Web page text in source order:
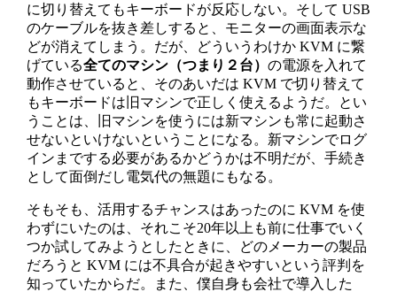
に切り替えてもキーボードが反応しない。そして USB
のケーブルを抜き差しすると、モニターの画面表示な
どが消えてしまう。だが、どういうわけか KVM に繋
げている全てのマシン（つまり２台） の電源を入れて
動作させていると、そのあいだは KVM で切り替えて
もキーボードは旧マシンで正しく使えるようだ。とい
うことは、旧マシンを使うには新マシンも常に起動さ
せないといけないということになる。新マシンでログ
インまでする必要があるかどうかは不明だが、手続き
として面倒だし電気代の無題にもなる。
そもそも、活用するチャンスはあったのに KVM を使
わずにいたのは、それこそ20年以上も前に仕事でいく
つか試してみようとしたときに、どのメーカーの製品
だろうと KVM には不具合が起きやすいという評判を
知っていたからだ。また、僕自身も会社で導入した